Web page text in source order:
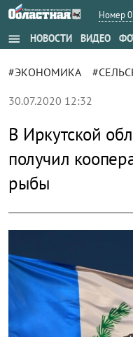
Номер
menu НОВОСТИ ВИДЕО
#ЭКОНОМИКА
30.07.2020 12:32
В Иркутской
получил
рыбы